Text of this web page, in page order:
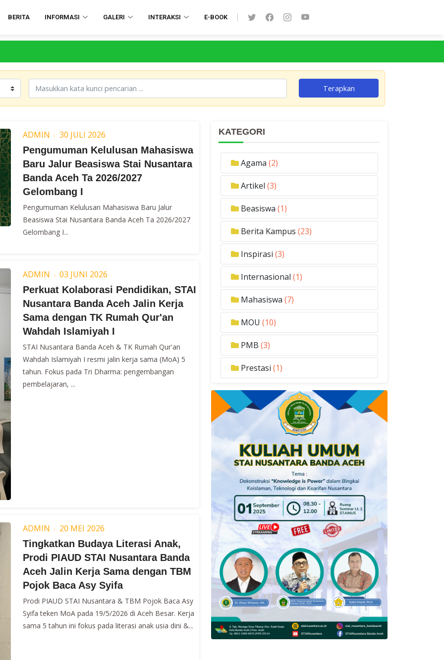
BERITA INFORMASI GALERI INTERAKSI E-BOOK
Terapkan
ADMIN
30 JULI 2026
Pengumuman Kelulusan Mahasiswa
Baru Jalur Beasiswa Stai Nusantara
Banda Aceh Ta 2026/2027
Gelombang I
Pengumuman Kelulusan Mahasiswa Baru Jalur
Beasiswa Stai Nusantara Banda Aceh Ta 2026/2027
Gelombang I...
ADMIN
03 JUNI 2026
Perkuat Kolaborasi Pendidikan, STAI
Nusantara Banda Aceh Jalin Kerja
Sama dengan TK Rumah Qur'an
Wahdah Islamiyah I
STAI Nusantara Banda Aceh & TK Rumah Qur'an
Wahdah Islamiyah I resmi jalin kerja sama (MoA) 5
tahun. Fokus pada Tri Dharma: pengembangan
pembelajaran, ...
ADMIN
20 MEI 2026
Tingkatkan Budaya Literasi Anak,
Prodi PIAUD STAI Nusantara Banda
Aceh Jalin Kerja Sama dengan TBM
Pojok Baca Asy Syifa
Prodi PIAUD STAI Nusantara & TBM Pojok Baca Asy
Syifa teken MoA pada 19/5/2026 di Aceh Besar. Kerja
sama 5 tahun ini fokus pada literasi anak usia dini &...
KATEGORI
Agama (2)
Artikel (3)
Beasiswa (1)
Berita Kampus (23)
Inspirasi (3)
Internasional (1)
Mahasiswa (7)
MOU (10)
PMB (3)
Prestasi (1)